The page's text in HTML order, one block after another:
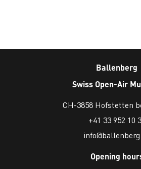
Ballenberg
Swiss Open-Air
CH-3858 Hofstetten
+41 33 952 10
Opening